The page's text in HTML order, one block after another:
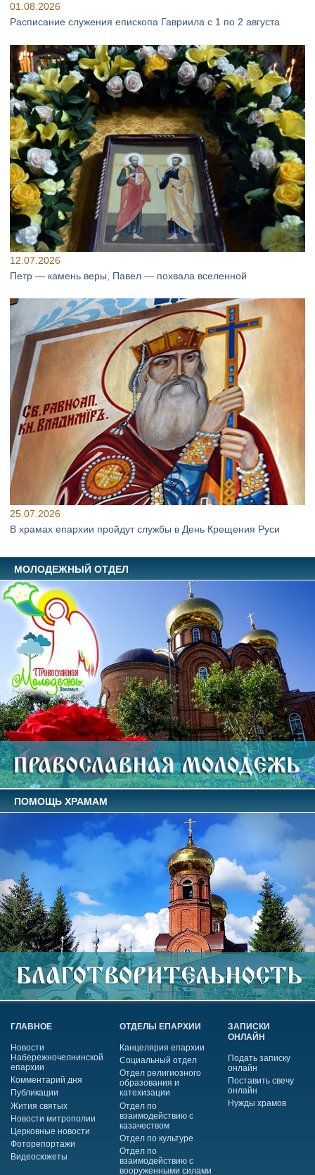
01.08.2026
Расписание служения епископа Гавриила с 1 по 2 августа
12.07.2026
Петр — камень веры, Павел — похвала вселенной
25.07.2026
В храмах епархии пройдут службы в День Крещения Руси
МОЛОДЕЖНЫЙ ОТДЕЛ
ПОМОЩЬ ХРАМАМ
ГЛАВНОЕ
Новости
Набережночелнинской
епархии
Комментарий дня
Публикации
Жития святых
Новости митрополии
Церковные новости
Фоторепортажи
Видеосюжеты
ОТДЕЛЫ ЕПАРХИИ
Канцелярия епархии
Социальный отдел
Отдел религиозного
образования и
катехизации
Отдел по
взаимодействию с
казачеством
Отдел по культуре
Отдел по
взаимодействию с
вооруженными силами
ЗАПИСКИ
ОНЛАЙН
Подать записку
онлайн
Поставить свечу
онлайн
Нужды храмов